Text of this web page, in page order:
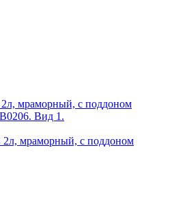
мраморный, с поддоном